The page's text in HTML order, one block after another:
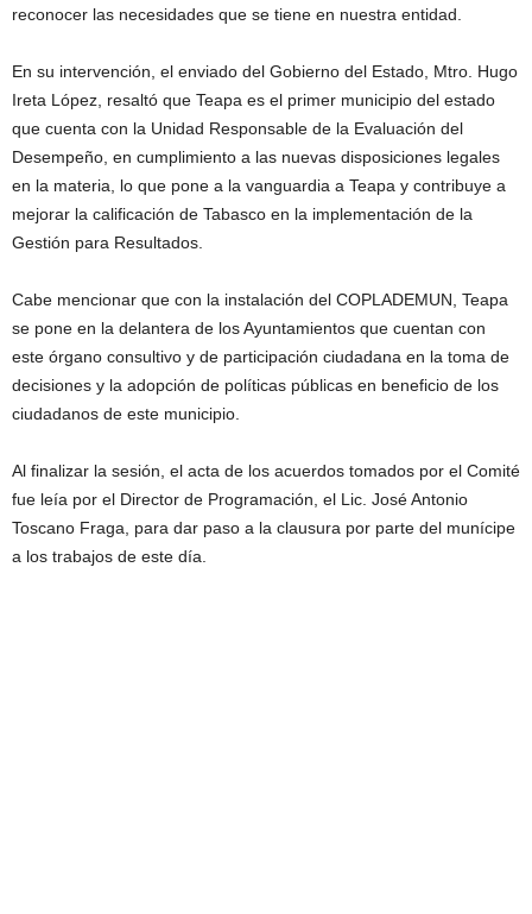
reconocer las necesidades que se tiene en nuestra entidad.
En su intervención, el enviado del Gobierno del Estado, Mtro. Hugo
Ireta López, resaltó que Teapa es el primer municipio del estado
que cuenta con la Unidad Responsable de la Evaluación del
Desempeño, en cumplimiento a las nuevas disposiciones legales
en la materia, lo que pone a la vanguardia a Teapa y contribuye a
mejorar la calificación de Tabasco en la implementación de la
Gestión para Resultados.
Cabe mencionar que con la instalación del COPLADEMUN, Teapa
se pone en la delantera de los Ayuntamientos que cuentan con
este órgano consultivo y de participación ciudadana en la toma de
decisiones y la adopción de políticas públicas en beneficio de los
ciudadanos de este municipio.
Al finalizar la sesión, el acta de los acuerdos tomados por el Comité
fue leía por el Director de Programación, el Lic. José Antonio
Toscano Fraga, para dar paso a la clausura por parte del munícipe
a los trabajos de este día.